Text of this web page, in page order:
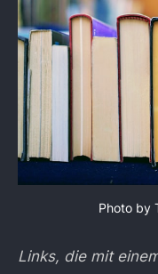
Photo by
Links, die mit